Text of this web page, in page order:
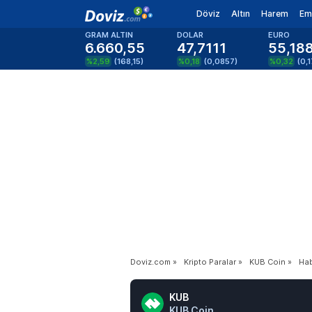
Döviz Altın Harem
GRAM ALTIN
6.660,55
%2,59 (168,15)
DOLAR
47,7111
%0,18 (0,0857)
EURO
%0,32 (
Doviz.com » Kripto Paralar » KUB Coin »
KUB